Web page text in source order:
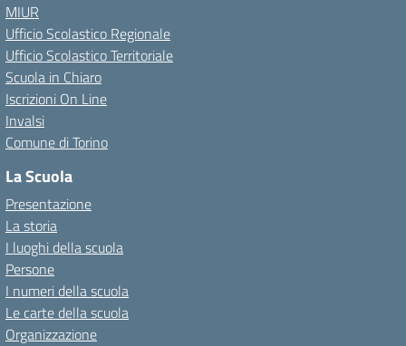
MIUR
Ufficio Scolastico Regionale
Ufficio Scolastico Territoriale
Scuola in Chiaro
Iscrizioni On Line
Invalsi
Comune di Torino
La Scuola
Presentazione
La storia
I luoghi della scuola
Persone
I numeri della scuola
Le carte della scuola
Organizzazione